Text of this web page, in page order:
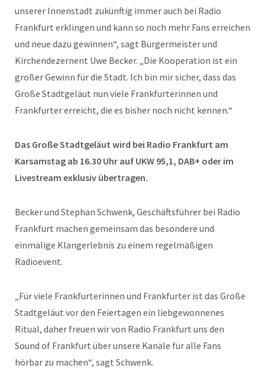
unserer Innenstadt zukünftig immer auch bei Radio
Frankfurt erklingen und kann so noch mehr Fans erreichen
und neue dazu gewinnen“, sagt Bürgermeister und
Kirchendezernent Uwe Becker. „Die Kooperation ist ein
großer Gewinn für die Stadt. Ich bin mir sicher, dass das
Große Stadtgeläut nun viele Frankfurterinnen und
Frankfurter erreicht, die es bisher noch nicht kennen.“
Das Große Stadtgeläut wird bei Radio Frankfurt am
Karsamstag ab 16.30 Uhr auf UKW 95,1, DAB+ oder im
Livestream exklusiv übertragen.
Becker und Stephan Schwenk, Geschäftsführer bei Radio
Frankfurt machen gemeinsam das besondere und
einmalige Klangerlebnis zu einem regelmäßigen
Radioevent.
„Für viele Frankfurterinnen und Frankfurter ist das Große
Stadtgeläut vor den Feiertagen ein liebgewonnenes
Ritual, daher freuen wir von Radio Frankfurt uns den
Sound of Frankfurt über unsere Kanäle für alle Fans
hörbar zu machen“, sagt Schwenk.